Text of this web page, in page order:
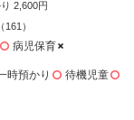
2,600円
（161）
病児保育
時預かり 待機児童